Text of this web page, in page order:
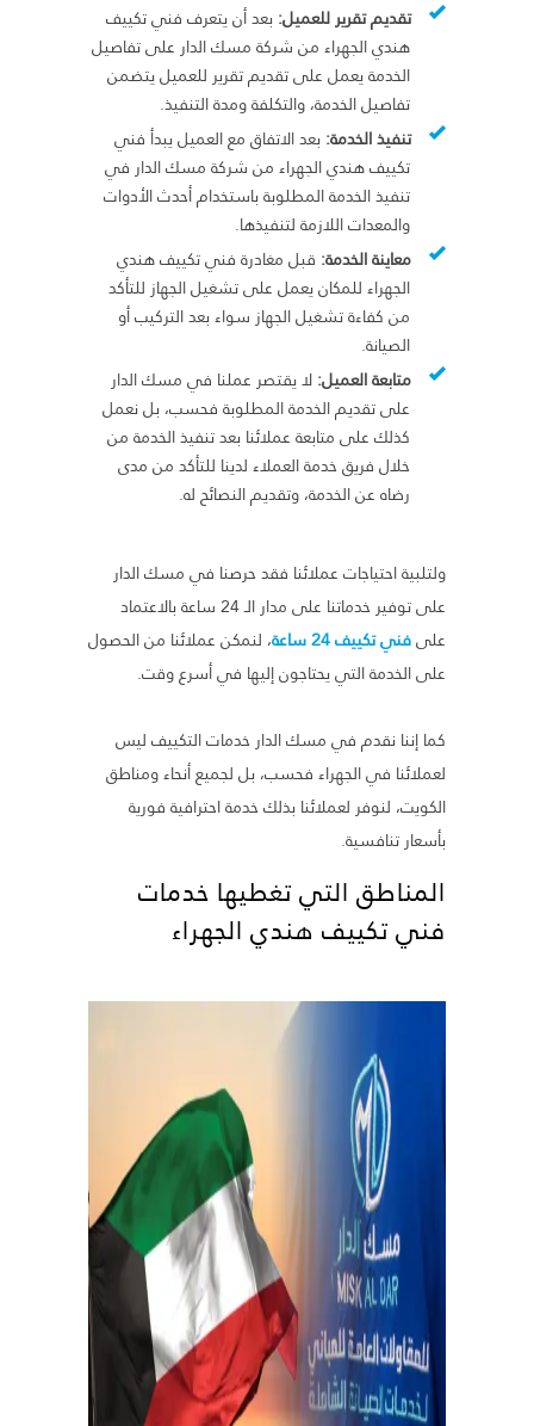
تقديم تقرير للعميل:بعد أن يتعرف فني تكييف
هندي الجهراء من شركة مسك الدار على تفاصيل
الخدمة يعمل على تقديم تقرير للعميل يتضمن
تفاصيل الخدمة، والتكلفة ومدة التنفيذ.
تنفيذ الخدمة:بعد الاتفاق مع العميل يبدأ فني
تكييف هندي الجهراء من شركة مسك الدار في
تنفيذ الخدمة المطلوبة باستخدام أحدث الأدوات
والمعدات اللازمة لتنفيذها.
معاينة الخدمة: قبل مغادرة فني تكييف هندي
الجهراء للمكان يعمل على تشغيل الجهاز للتأكد
من كفاءة تشغيل الجهاز سواء بعد التركيب أو
الصيانة.
متابعة العميل:لا يقتصر عملنا في مسك الدار
على تقديم الخدمة المطلوبة فحسب، بل نعمل
كذلك على متابعة عملائنا بعد تنفيذ الخدمة من
خلال فريق خدمة العملاء لدينا للتأكد من مدى
رضاه عن الخدمة، وتقديم النصائح له.
ولتلبية احتياجات عملائنا فقد حرصنا في مسك الدار
على توفير خدماتنا على مدار الـ 24 ساعة بالاعتماد
علىفني تكييف 24 ساعة
، لنمكن عملائنا من الحصول
على الخدمة التي يحتاجون إليها في أسرع وقت.
كما إننا نقدم في مسك الدار خدمات التكييف ليس
لعملائنا في الجهراء فحسب، بل لجميع أنحاء ومناطق
الكويت، لنوفر لعملائنا بذلك خدمة احترافية فورية
بأسعار تنافسية.
المناطق التي تغطيها خدمات
فني تكييف هندي الجهراء